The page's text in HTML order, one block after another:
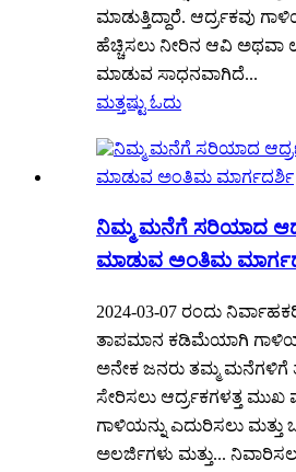
ಮಾಡುತ್ತಿದ್ದಾರೆ. ಆರ್ದ್ರಕವು
ಹೆಚ್ಚಿಸಲು ನೀರಿನ ಆವಿ ಅಥವಾ
ಮಾಡುವ ಸಾಧನವಾಗಿದೆ...
ಮತ್ತಷ್ಟು ಓದು
ನಿಮ್ಮ ಮನೆಗೆ ಸರಿಯಾದ
ಮಾಡುವ ಅಂತಿಮ
2024-03-07 ರಂದು
ತಾಪಮಾನ ಕಡಿಮೆಯಾಗಿ ಗಾಳಿಯು
ಅನೇಕ ಜನರು ತಮ್ಮ ಮನೆಗಳಿಗೆ
ಸೇರಿಸಲು ಆರ್ದ್ರಕಗಳತ್ತ ಮುಖ
ಗಾಳಿಯನ್ನು ಎದುರಿಸಲು
ಅಲರ್ಜಿಗಳು ಮತ್ತು...